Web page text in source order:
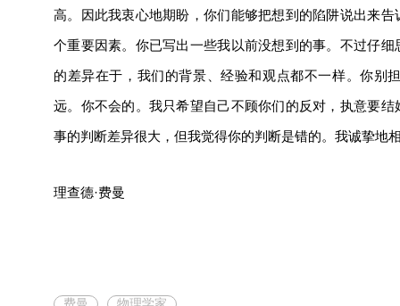
高。因此我衷心地期盼，你们能够把想到的陷阱说出来
个重要因素。你已写出一些我以前没想到的事。不过仔
的差异在于，我们的背景、经验和观点都不一样。你别
远。你不会的。我只希望自己不顾你们的反对，执意要
事的判断差异很大，但我觉得你的判断是错的。我诚挚地
理查德·费曼